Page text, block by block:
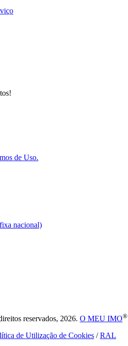
de Uso.
nacional)
reservados, 2026. O MEU IMO®
de Utilização de Cookies /RAL